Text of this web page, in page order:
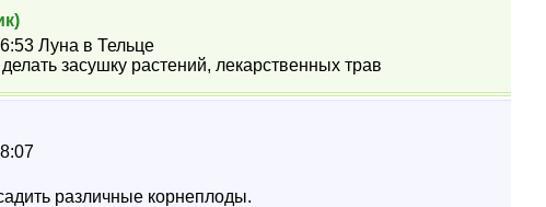
Луна в Тельце
засушку растений, лекарственных трав
различные корнеплоды.